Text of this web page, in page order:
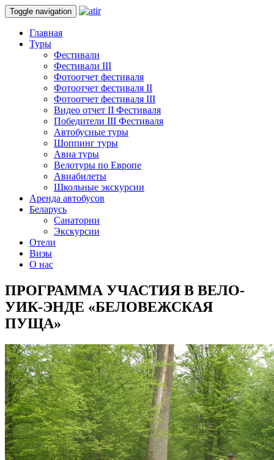
Toggle navigation
Главная
Туры
Фестивали
Фестивали III
Фотоотчет фестиваля
Фотоотчет фестиваля II
Фотоотчет фестиваля III
Видео отчет II Фестиваля
Победители III Фестиваля
Автобусные туры
Шоппинг туры
Авиа туры
Велотуры по Европе
Авиабилеты
Школьные экскурсии
Аренда автобусов
Беларусь
Санатории
Экскурсии
Отели
Визы
О нас
ПРОГРАММА УЧАСТИЯ В ВЕЛО-
УИК-ЭНДЕ «БЕЛОВЕЖСКАЯ
ПУЩА»